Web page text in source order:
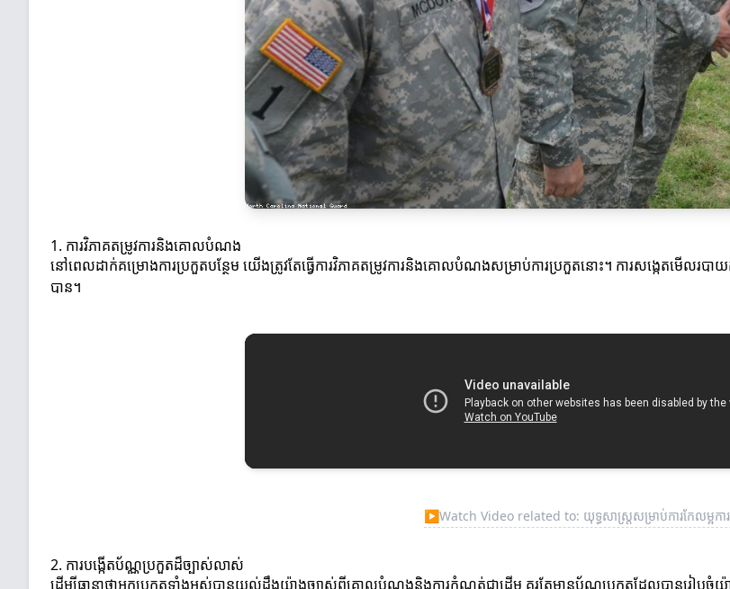
1. ការវិភាគតម្រូវការនិងគោលបំណង
នៅពេលដាក់គម្រោងការប្រកួតបន្ថែម យើងត្រូវតែធ្វើការវិភាគតម្រូវការនិងគោលបំណងសម្រាប់ការប្រកួតនោះ។ ការសង្កេតមើលរប
បាន។
▶Watch Video related to: យុទ្ធសាស្ត្រសម្រាប់ការកែលម្អការ
2. ការបង្កើតប័ណ្ណប្រកួតដ៏ច្បាស់លាស់
ដើម្បីធានាថាអ្នកប្រកួតទាំងអស់បានយល់ដឹងយ៉ាងច្បាស់ពីគោលបំណងនិងការកំណត់ជាដើម គួរតែមានប័ណ្ណប្រកួតដែលបានរៀបចំយ៉